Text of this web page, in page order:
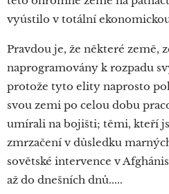
vyústilo v totální
Pravdou je, že některé země,
naprogramovány k rozpadu
protože tyto elity naprosto
svou zemi po celou dobu
umírali na bojišti; těmi, kteří
zmrzačení v důsledku
sovětské intervence v
až do dnešních dnů.....